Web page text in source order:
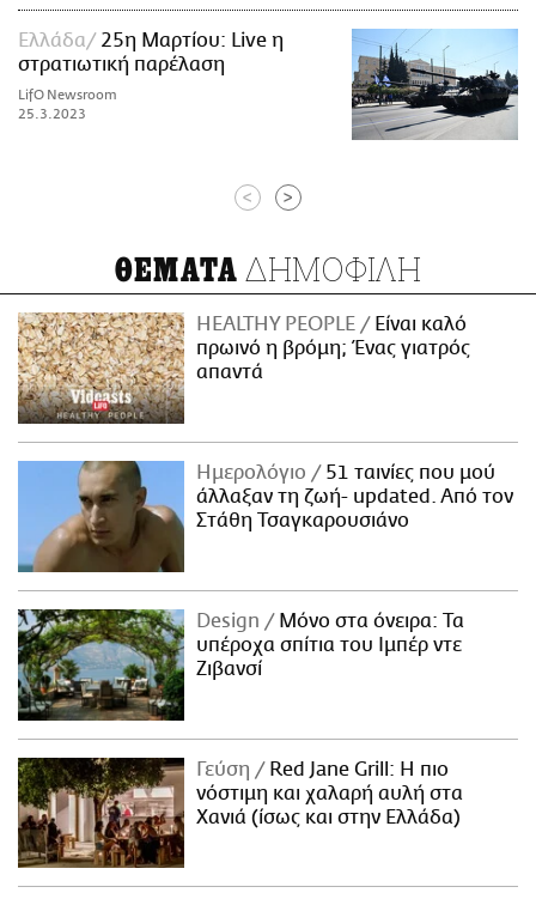
Ελλάδα
25η Μαρτίου: Live η
στρατιωτική παρέλαση
LifO Newsroom
25.3.2023
< >
ΘΕΜΑΤΑ ΔΗΜΟΦΙΛΗ
HEALTHY PEOPLE
Είναι καλό
πρωινό η βρόμη; Ένας γιατρός
απαντά
Ημερολόγιο
51 ταινίες που μού
άλλαξαν τη ζωή- updated. Aπό τον
Στάθη Τσαγκαρουσιάνο
Design
Μόνο στα όνειρα: Τα
υπέροχα σπίτια του Ιμπέρ ντε
Ζιβανσί
Γεύση
Red Jane Grill: Η πιο
νόστιμη και χαλαρή αυλή στα
Χανιά (ίσως και στην Ελλάδα)